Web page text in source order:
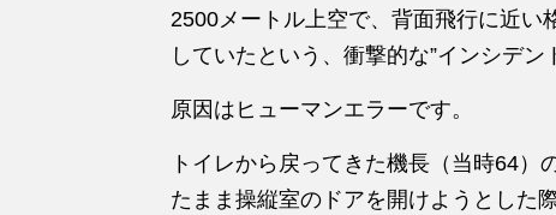
2500メートル上空で、背面飛行に近い
していたという、衝撃的な”インシデン
原因 は ヒューマンエラーです。
トイレから戻ってきた機長（当時64）
たまま操縦室の ドアを開けようとした